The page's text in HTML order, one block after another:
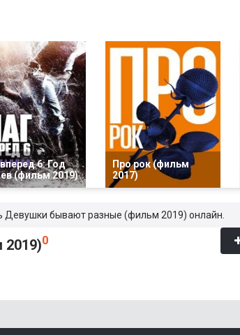
6: Год
(фильм 2019)
Про рок (фильм
2017)
Девушки бывают разные (фильм 2019) онлайн.
0